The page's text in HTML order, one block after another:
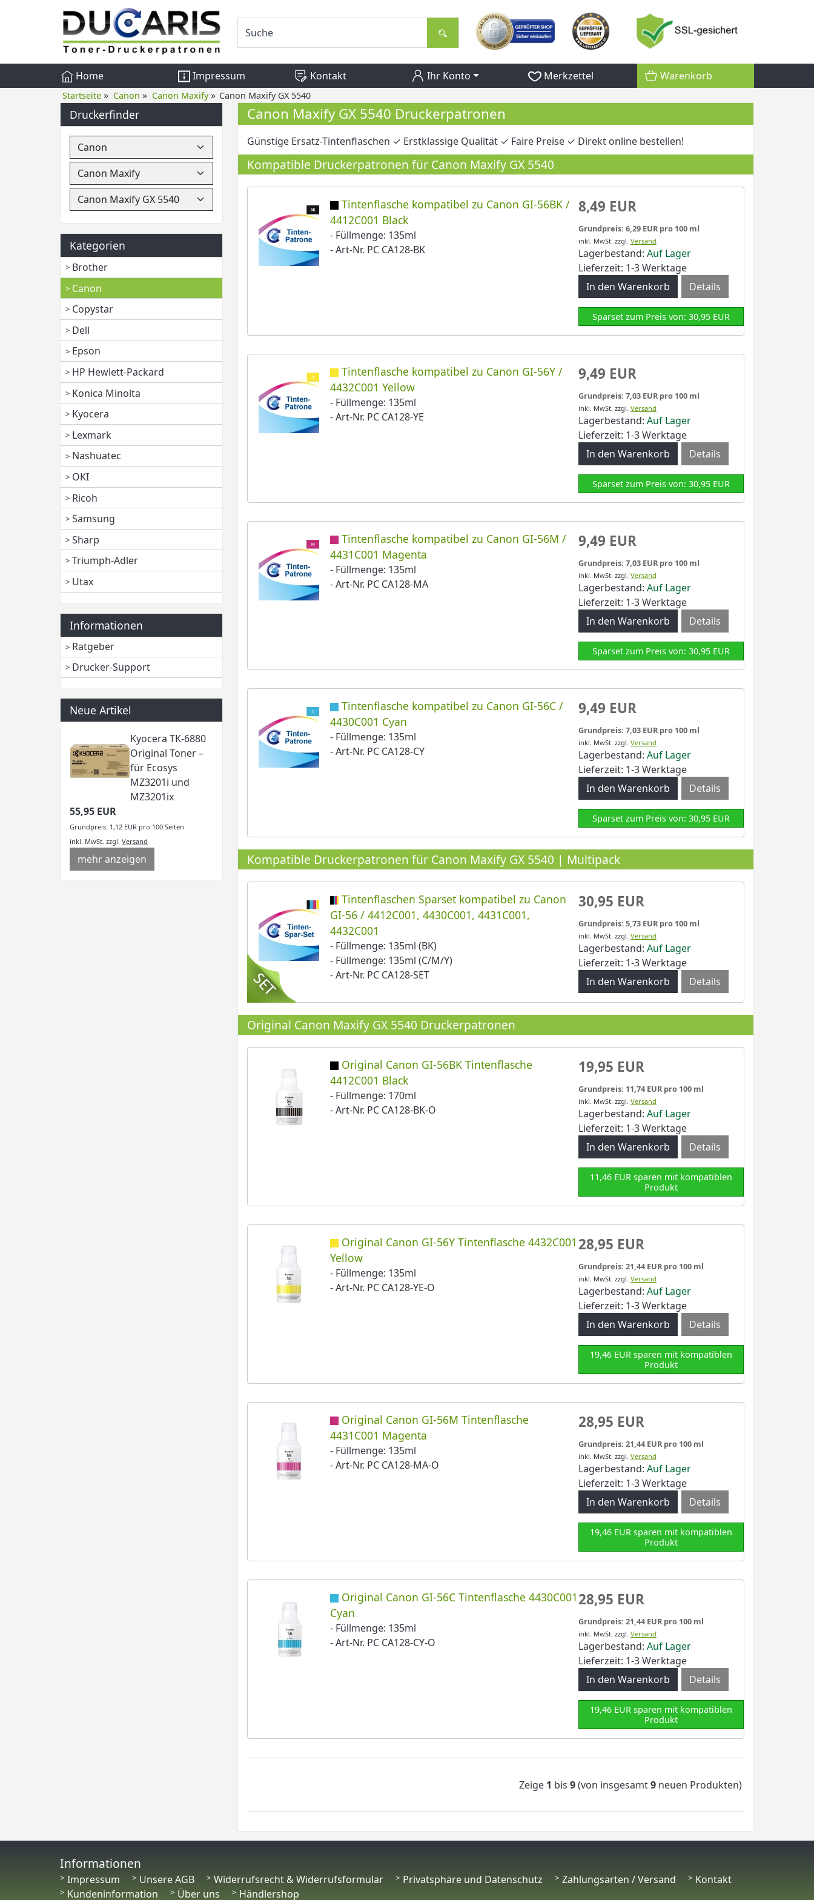
Home Impressum Kontakt Ihr Konto Merkzettel Warenkorb
Startseite » Canon » Canon Maxify» Canon Maxify GX 5540
Druckerfinder
Kategorien
Brother
Canon
Copystar
Dell
Epson
HP Hewlett-Packard
Konica Minolta
Kyocera
Lexmark
Nashuatec
OKI
Ricoh
Samsung
Sharp
Triumph-Adler
Utax
Informationen
Ratgeber
Drucker-Support
Neue Artikel
Kyocera TK-6880
Original Toner –
für Ecosys
MZ3201i und
MZ3201ix
55,95 EUR
Grundpreis: 1,12 EUR pro 100 Seiten
inkl. MwSt. zzgl. Versand
mehr anzeigen
Canon Maxify GX 5540 Druckerpatronen
Günstige Ersatz-Tintenflaschen ✓ Erstklassige Qualität ✓ Faire Preise ✓ Direkt online bestellen!
Kompatible Druckerpatronen für Canon Maxify GX 5540
Tintenflasche kompatibel zu Canon GI-56BK /
4412C001 Black
- Füllmenge: 135ml
- Art-Nr. PC CA128-BK
8,49 EUR
Grundpreis: 6,29 EUR pro 100 ml
inkl. MwSt. zzgl. Versand
Lagerbestand: Auf Lager
Lieferzeit: 1-3 Werktage
Details
Sparset zum Preis von: 30,95 EUR
Tintenflasche kompatibel zu Canon GI-56Y /
4432C001 Yellow
- Füllmenge: 135ml
- Art-Nr. PC CA128-YE
9,49 EUR
Grundpreis: 7,03 EUR pro 100 ml
inkl. MwSt. zzgl. Versand
Lagerbestand: Auf Lager
Lieferzeit: 1-3 Werktage
Details
Sparset zum Preis von: 30,95 EUR
Tintenflasche kompatibel zu Canon GI-56M /
4431C001 Magenta
- Füllmenge: 135ml
- Art-Nr. PC CA128-MA
9,49 EUR
Grundpreis: 7,03 EUR pro 100 ml
inkl. MwSt. zzgl. Versand
Lagerbestand: Auf Lager
Lieferzeit: 1-3 Werktage
Details
Sparset zum Preis von: 30,95 EUR
Tintenflasche kompatibel zu Canon GI-56C /
4430C001 Cyan
- Füllmenge: 135ml
- Art-Nr. PC CA128-CY
9,49 EUR
Grundpreis: 7,03 EUR pro 100 ml
inkl. MwSt. zzgl. Versand
Lagerbestand: Auf Lager
Lieferzeit: 1-3 Werktage
Details
Sparset zum Preis von: 30,95 EUR
Kompatible Druckerpatronen für Canon Maxify GX 5540 | Multipack
Tintenflaschen Sparset kompatibel zu Canon
GI-56 / 4412C001, 4430C001, 4431C001,
4432C001
- Füllmenge: 135ml (BK)
- Füllmenge: 135ml (C/M/Y)
- Art-Nr. PC CA128-SET
30,95 EUR
Grundpreis: 5,73 EUR pro 100 ml
inkl. MwSt. zzgl. Versand
Lagerbestand: Auf Lager
Lieferzeit: 1-3 Werktage
Details
Original Canon Maxify GX 5540 Druckerpatronen
Original Canon GI-56BK Tintenflasche
4412C001 Black
- Füllmenge: 170ml
- Art-Nr. PC CA128-BK-O
19,95 EUR
Grundpreis: 11,74 EUR pro 100 ml
inkl. MwSt. zzgl. Versand
Lagerbestand: Auf Lager
Lieferzeit: 1-3 Werktage
Details
11,46 EUR sparen mit kompatiblen
Produkt
Original Canon GI-56Y Tintenflasche 4432C001
Yellow
- Füllmenge: 135ml
- Art-Nr. PC CA128-YE-O
28,95 EUR
Grundpreis: 21,44 EUR pro 100 ml
inkl. MwSt. zzgl. Versand
Lagerbestand: Auf Lager
Lieferzeit: 1-3 Werktage
Details
19,46 EUR sparen mit kompatiblen
Produkt
Original Canon GI-56M Tintenflasche
4431C001 Magenta
- Füllmenge: 135ml
- Art-Nr. PC CA128-MA-O
28,95 EUR
Grundpreis: 21,44 EUR pro 100 ml
inkl. MwSt. zzgl. Versand
Lagerbestand: Auf Lager
Lieferzeit: 1-3 Werktage
Details
19,46 EUR sparen mit kompatiblen
Produkt
Original Canon GI-56C Tintenflasche 4430C001
Cyan
- Füllmenge: 135ml
- Art-Nr. PC CA128-CY-O
28,95 EUR
Grundpreis: 21,44 EUR pro 100 ml
inkl. MwSt. zzgl. Versand
Lagerbestand: Auf Lager
Lieferzeit: 1-3 Werktage
Details
19,46 EUR sparen mit kompatiblen
Produkt
Zeige 1 bis 9(von insgesamt9 neuen Produkten)
Informationen
Impressum Unsere AGB Widerrufsrecht & Widerrufsformular Privatsphäre und Datenschutz Zahlungsarten / Versand
Kontakt
Kundeninformation
Über uns Händlershop